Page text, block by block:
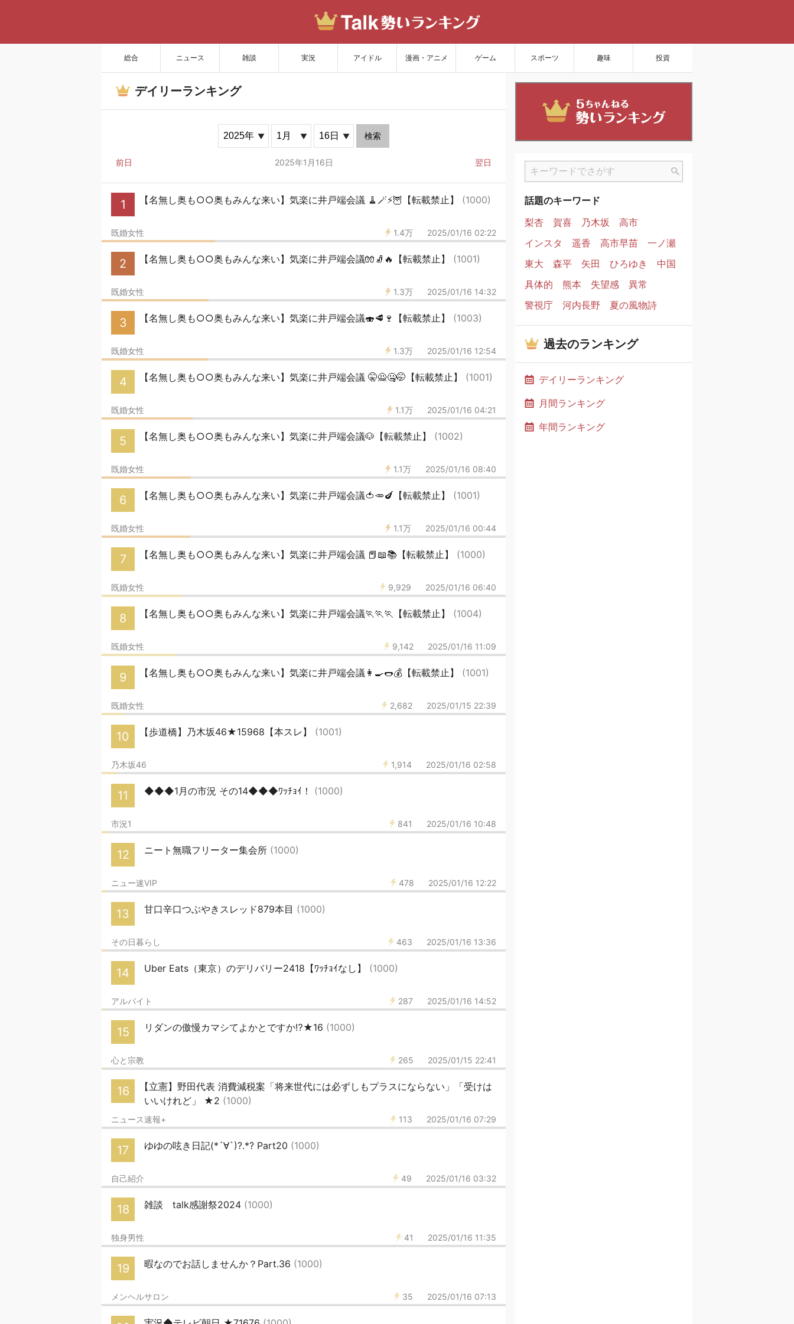
総合 ニュース 雑談 実況 アイドル 漫画・アニメ ゲーム スポーツ 趣味 投資
サイトを更新
デイリーランキング
検索
前日 2025年1月16日 翌日
1 【名無し奥も○○奥もみんな来い】気楽に井戸端会議 🧹🪄⚡️🦉【転載禁止】 (1000)
1.4万 2025/01/16 02:22
既婚女性
2 【名無し奥も○○奥もみんな来い】気楽に井戸端会議🧤🧦🔥【転載禁止】 (1001)
1.3万 2025/01/16 14:32
既婚女性
3 【名無し奥も○○奥もみんな来い】気楽に井戸端会議🍣🥩🍷【転載禁止】 (1003)
1.3万 2025/01/16 12:54
既婚女性
4 【名無し奥も○○奥もみんな来い】気楽に井戸端会議 🤫🙅🤐🤭【転載禁止】 (1001)
1.1万 2025/01/16 04:21
既婚女性
5 【名無し奥も○○奥もみんな来い】気楽に井戸端会議🐶【転載禁止】 (1002)
1.1万 2025/01/16 08:40
既婚女性
6 【名無し奥も○○奥もみんな来い】気楽に井戸端会議🍅🥕🍆【転載禁止】 (1001)
1.1万 2025/01/16 00:44
既婚女性
7 【名無し奥も○○奥もみんな来い】気楽に井戸端会議 📕📖📚️【転載禁止】 (1000)
9,929 2025/01/16 06:40
既婚女性
8 【名無し奥も○○奥もみんな来い】気楽に井戸端会議🏃🏃🏃【転載禁止】 (1004)
9,142 2025/01/16 11:09
既婚女性
9 【名無し奥も○○奥もみんな来い】気楽に井戸端会議👩‍🍳🌭💰【転載禁止】 (1001)
2,682 2025/01/15 22:39
既婚女性
10 【歩道橋】乃木坂46★15968【本スレ】 (1001)
1,914 2025/01/16 02:58
乃木坂46
11 ◆◆◆1月の市況 その14◆◆◆ﾜｯﾁｮｲ！ (1000)
841 2025/01/16 10:48
市況1
12 ニート無職フリーター集会所 (1000)
478 2025/01/16 12:22
ニュー速VIP
13 甘口辛口つぶやきスレッド879本目 (1000)
463 2025/01/16 13:36
その日暮らし
14 Uber Eats（東京）のデリバリー2418【ﾜｯﾁｮｲなし】 (1000)
287 2025/01/16 14:52
アルバイト
15 リダンの傲慢カマシてよかとですか⁉️★16 (1000)
265 2025/01/15 22:41
心と宗教
16
【立憲】野田代表 消費減税案「将来世代には必ずしもプラスにならない」「受けは
いいけれど」 ★2 (1000)
113 2025/01/16 07:29
ニュース速報+
17 ゆゆの呟き日記(*´∀`)?.*? Part20 (1000)
49 2025/01/16 03:32
自己紹介
18 雑談 talk感謝祭2024 (1000)
41 2025/01/16 11:35
独身男性
19 暇なのでお話しませんか？Part.36 (1000)
35 2025/01/16 07:13
メンヘルサロン
話題のキーワード
梨杏
賀喜 乃木坂
高市
インスタ
遥香 高市早苗
一ノ瀬
東大
森平 矢田 ひろゆき
中国
具体的
熊本 失望感
異常
警視庁
河内長野 夏の風物詩
過去のランキング
デイリーランキング
月間ランキング
年間ランキング